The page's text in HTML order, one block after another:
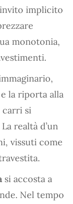
implicito
monotonia,
la riporta alla
carri si
realtà d’un
vissuti come
si accosta a
Nel tempo